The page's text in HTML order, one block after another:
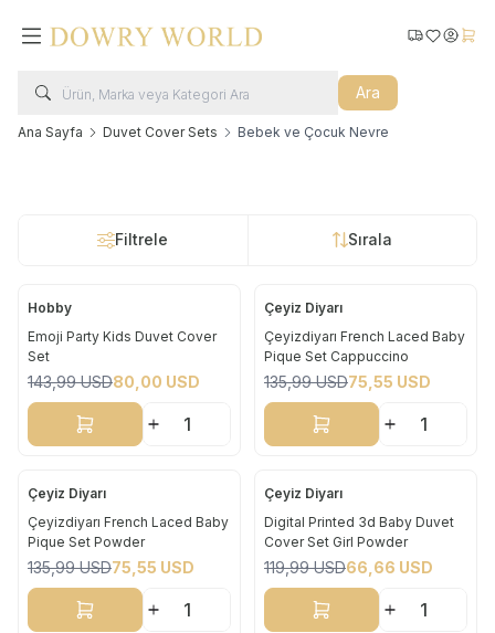
Ara
Kargo Takip
Favorilerim
Ana Sayfa Duvet Cover Sets Bebek ve Çocuk Nevre
Filtrele Sırala
Yeni
%44
Hobby
Emoji Party Kids Duvet Cover
Set
143,99USD80,00 USD
Sepete Ekle
Yeni
%44
Çeyiz Diyarı
Çeyizdiyarı French Laced Baby
Pique Set Cappuccino
135,99USD75,55 USD
Sepete Ekle
Yeni
%44
Çeyiz Diyarı
Çeyizdiyarı French Laced Baby
Pique Set Powder
135,99USD75,55 USD
Sepete Ekle
Yeni
%44
Çeyiz Diyarı
Digital Printed 3d Baby Duvet
Cover Set Girl Powder
119,99USD66,66 USD
Sepete Ekle